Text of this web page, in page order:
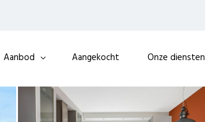
Aanbod Aangekocht Onze diensten